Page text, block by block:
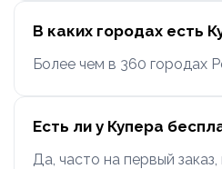
В каких городах есть
Более чем в 360 городах
Есть ли у Купера
Да, часто на первый